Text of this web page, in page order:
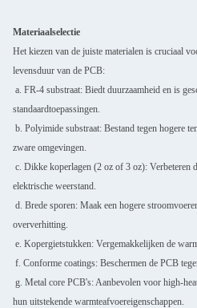
Materiaalselectie
Het kiezen van de juiste materialen is cruciaal
levensduur van de PCB:
a. FR-4 substraat: Biedt duurzaamheid en is
standaardtoepassingen.
b. Polyimide substraat: Bestand tegen hogere
zware omgevingen.
c. Dikke koperlagen (2 oz of 3 oz): Verbeteren
elektrische weerstand.
d. Brede sporen: Maak een hogere
oververhitting.
e. Kopergietstukken: Vergemakkelijken de
f. Conforme coatings: Beschermen de PCB
g. Metal core PCB's: Aanbevolen voor high-
hun uitstekende warmteafvoereigenschappen.